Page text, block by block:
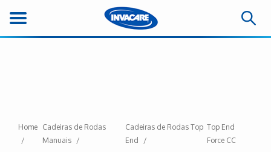
Home Cadeiras de Rodas
Manuais
Cadeiras de Rodas Top
End
Top End
Force CC